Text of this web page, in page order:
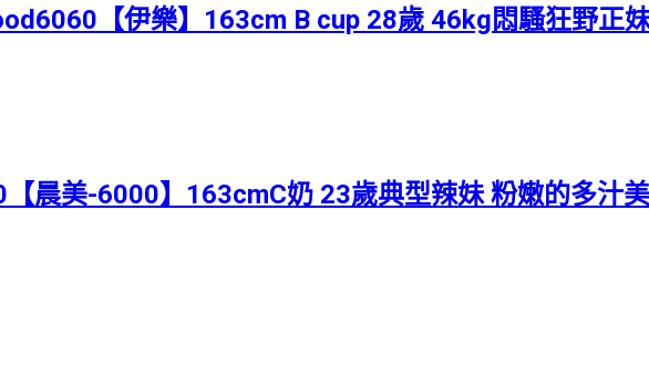
【伊樂】163cm B cup 28歲 46kg悶騷狂野正
晨美-6000】163cmC奶 23歲典型辣妹 粉嫩的多汁